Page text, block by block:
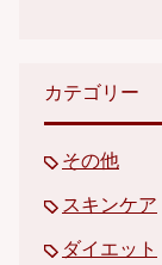
カテゴリー
その他
スキンケア
ダイエット